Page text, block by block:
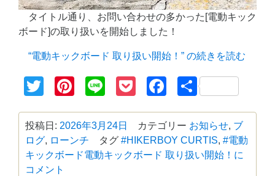
タイトル通り、お問い合わせの多かった[電動キック
ボード]の取り扱いを開始しました！
“電動キックボード 取り扱い開始！” の続きを読む
TwitterPinterest
Line PocketFacebook
共
投稿日: 2026年3月24日 カテゴリー お知らせ, ブ
ログ, ローンチ タグ #HIKERBOY CURTIS, #電動
キックボード電動キックボード 取り扱い開始！に
コメント